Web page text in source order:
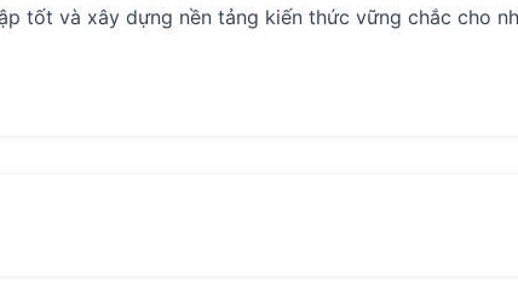
tốt và xây dựng nền tảng kiến thức vững chắc cho